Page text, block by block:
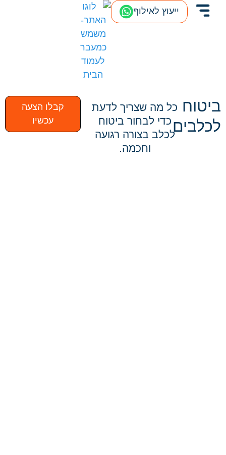
ייעוץ לאילוף
ביטוח
לכלבים
כל מה שצריך לדעת
כדי לבחור ביטוח
לכלב בצורה רגועה
וחכמה.
קבלו הצעה
עכשיו